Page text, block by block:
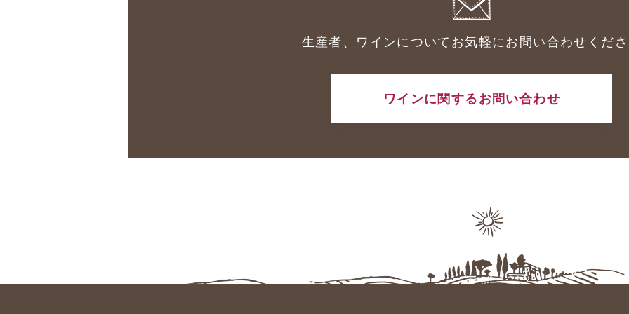
生産者、ワインについてお気軽にお問い合わせくだ
ワインに関するお問い合わせ